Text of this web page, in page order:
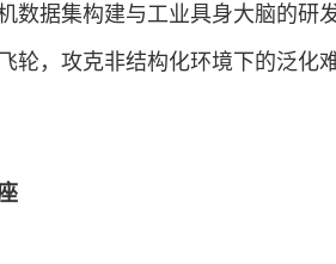
数据集构建与工业具身大脑的研
轮，攻克非结构化环境下的泛化